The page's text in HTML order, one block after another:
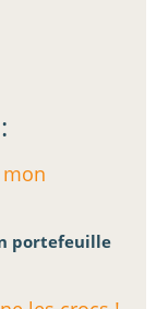
portefeuille